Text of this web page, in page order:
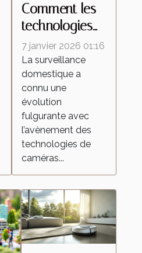
Comment les
technologies
de caméras
espion
transforment la
surveillance
domestique ?
7 janvier 2026 01:16
La surveillance
domestique a
connu une
évolution
fulgurante avec
l’avènement des
technologies de
caméras...